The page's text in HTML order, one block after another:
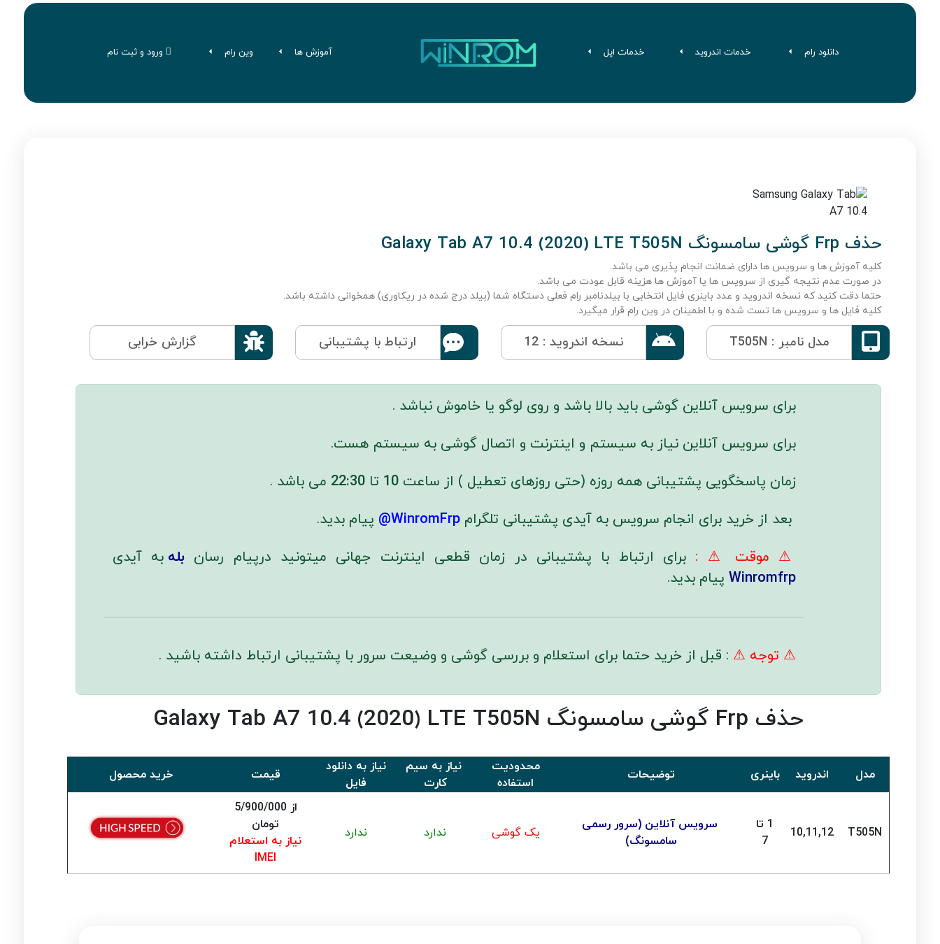
دانلود رام خدمات اندروید خدمات اپل آموزش ها وین رام ورود و ثبت نام
حذف Frp گوشی سامسونگ Galaxy Tab A7 10.4 (2020) LTE T505N
کلیه آموزش ها و سرویس ها دارای ضمانت انجام پذیری می باشد.
در صورت عدم نتیجه گیری از سرویس ها یا آموزش ها هزینه قابل عودت می باشد.
حتما دقت کنید که نسخه اندروید و عدد باینری فایل انتخابی با بیلدنامبر رام فعلی دستگاه شما (بیلد درج شده در ریکاوری) همخوانی داشته باشد.
کلیه فایل ها و سرویس ها تست شده و با اطمینان در وین رام قرار میگیرد.
 مدل نامبر : T505N  نسخه اندروید : 12 ارتباط با پشتیبانی  گزارش خرابی
برای سرویس آنلاین گوشی باید بالا باشد و روی لوگو یا خاموش نباشد .
برای سرویس آنلاین نیاز به سیستم و اینترنت و اتصال گوشی به سیستم هست.
زمان پاسخگویی پشتیبانی همه روزه (حتی روزهای تعطیل ) از ساعت 10 تا 22:30 می باشد .
بعد از خرید برای انجام سرویس به آیدی پشتیبانی تلگرام WinromFrp@
پیام بدید.
⚠ موقت ⚠ : برای ارتباط با پشتیبانی در زمان قطعی اینترنت جهانی میتونید درپیام رسانبله به آیدی
Winromfrp پیام بدید.
⚠ توجه ⚠ : قبل از خرید حتما برای استعلام و بررسی گوشی و وضیعت سرور با پشتیبانی ارتباط داشته باشید .
حذف Frp گوشی سامسونگ Galaxy Tab A7 10.4 (2020) LTE T505N
مدل اندروید باینری توضیحات
محدودیت
استفاده
نیاز به سیم
کارت
نیاز به دانلود
فایل
قیمت خرید محصول
T505N
10,11,12
1 تا
7
سرویس آنلاین (سرور رسمی
سامسونگ)
یک گوشی ندارد ندارد
از 5/900/000
تومان
نیاز به استعلام
IMEI